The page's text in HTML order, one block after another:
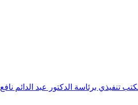
تنفيذي برئاسة الدكتور عبد الدائم نافع